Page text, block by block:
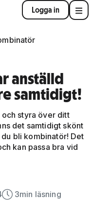
Logga in
anställd
samtidigt!
styra över ditt
det samtidigt skönt
bli kombinatör! Det
kan passa bra vid
3min läsning